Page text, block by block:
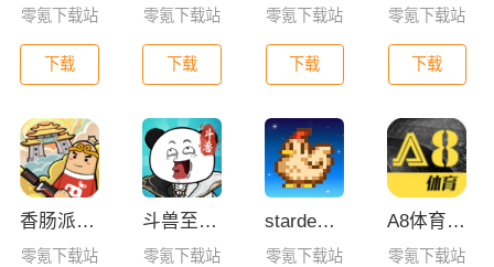
零氪下载站
下载
零氪下载站
下载
零氪下载站
下载
零氪下载站
下载
香肠派对亚服
零氪下载站
斗兽至高天
零氪下载站
stardew valley手机版
零氪下载站
A8体育直播app下载手机版
零氪下载站